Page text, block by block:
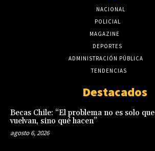
NACIONAL
POLICIAL
MAGAZINE
DEPORTES
ADMINISTRACIÓN PÚBLICA
TENDENCIAS
Destacados
Becas Chile: “El problema no es solo que
vuelvan, sino qué hacen”
agosto 6, 2026